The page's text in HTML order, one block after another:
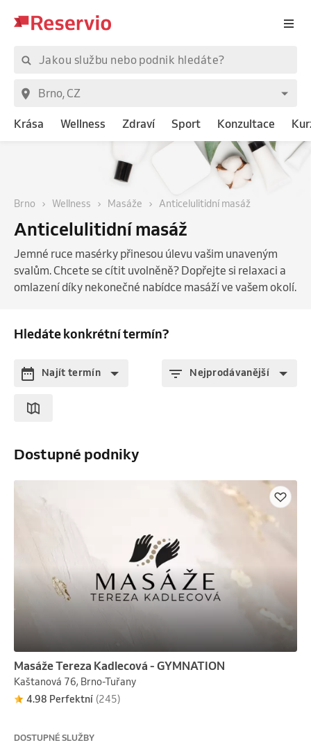
Krása Wellness Zdraví Sport Konzultace
Brno Wellness Masáže Anticelulitidní masáž
Anticelulitidní masáž
Jemné ruce masérky přinesou úlevu vašim unaveným
svalům. Chcete se cítit uvolněně? Dopřejte si relaxaci a
omlazení díky nekonečné nabídce masáží ve vašem okolí.
Hledáte konkrétní termín?
Najít termín Nejprodávanější
Dostupné podniky
Masáže Tereza Kadlecová - GYMNATION
Kaštanová 76, Brno-Tuřany
4.98 Perfektní (245)
DOSTUPNÉ SLUŽBY